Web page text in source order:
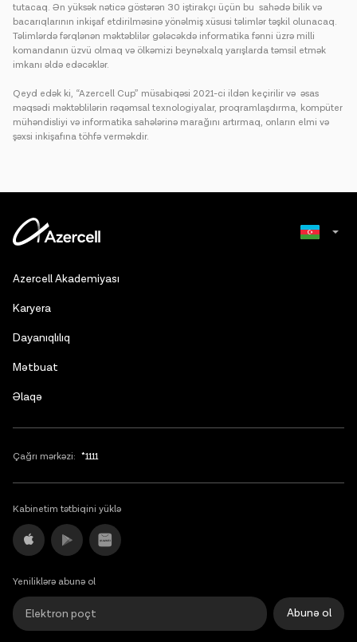
tutacaq. Ən yüksək nəticə göstərən 30 iştirakçı üçün bu sahədə bilik və
bacarıqlarının inkişaf etdirilməsinə yönəlmiş xüsusi təlimlər təşkil olunacaq.
Təlimlərdə fərqlənən məktəblilər gələcəkdə informatika fənni üzrə milli
komandanın üzvü olmaq və ölkəmizi beynəlxalq yarışlarda təmsil etmək
imkanı əldə edəcəklər.
Qeyd edək ki, “Azercell Cup” müsabiqəsi 2021-ci ildən keçirilir və əsas
məqsədi məktəblilərin rəqəmsal texnologiyalar, proqramlaşdırma, kompüter
mühəndisliyi və informatika sahələrinə marağını artırmaq, onların elmi və
şəxsi inkişafına töhfə verməkdir.
Azercell Akademiyası
Karyera
Dayanıqlılıq
Mətbuat
Əlaqə
Çağrı mərkəzi: *1111
Kabinetim tətbiqini yüklə
Yeniliklərə abunə ol
Abunə ol